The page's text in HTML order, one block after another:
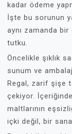
kadar ödeme
İşte bu sorunun
aynı zamanda
tutku.
Öncelikle şıklık
sunum ve
Regal, zarif şişe
çekiyor.
maltlarının
içki değil, bir